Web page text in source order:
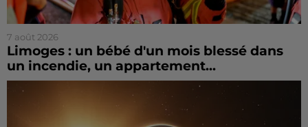
7 août 2026
Limoges : un bébé d'un mois blessé dans
un incendie, un appartement...